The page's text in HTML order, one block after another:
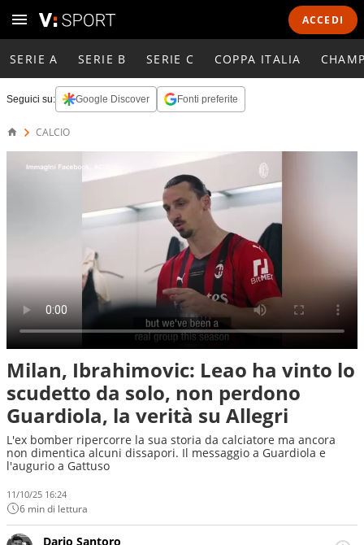
ACCEDI
SERIE A SERIE B SERIE C COPPA ITALIA
Seguici su: Google Discover Fonti preferite
CALCIO
Milan, Ibrahimovic: Leao ha vinto lo
scudetto da solo, non perdono
Guardiola, la verità su Allegri
L'ex bomber ripercorre la sua storia da calciatore ma ancora
non dimentica alcuni dissapori. Il messaggio a Guardiola e
l'augurio a Gattuso
11/10/25 16:24
6 min di lettura
Dario Santoro